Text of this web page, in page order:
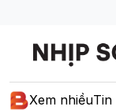
Xem nhiềuTin